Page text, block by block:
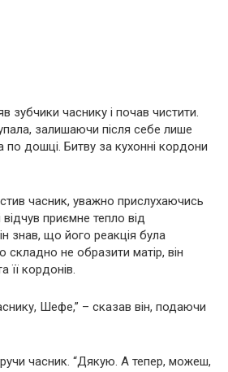
зубчики часнику і почав чистити.
залишаючи після себе лише
по дошці. Битву за кухонні кордони
часник, уважно прислухаючись
відчув приємне тепло від
знав, що його реакція була
складно не образити матір, він
її кордонів.
Шефе,” – сказав він, подаючи
часник. “Дякую. А тепер, можеш,